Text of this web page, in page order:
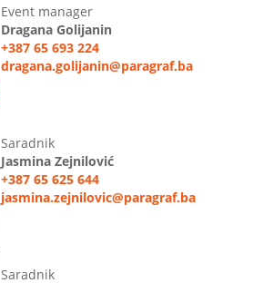
Event manager
Dragana Golijanin
+387 65 693 224
dragana.golijanin@paragraf.ba
Saradnik
Jasmina Zejnilović
+387 65 625 644
jasmina.zejnilovic@paragraf.ba
Saradnik